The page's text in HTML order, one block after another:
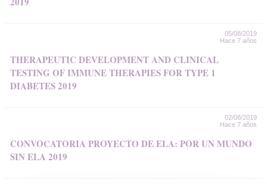
05/08/2019
Hace 7 años
THERAPEUTIC DEVELOPMENT AND CLINICAL
TESTING OF IMMUNE THERAPIES FOR TYPE 1
DIABETES 2019
02/08/2019
Hace 7 años
CONVOCATORIA PROYECTO DE ELA: POR UN MUNDO
SIN ELA 2019